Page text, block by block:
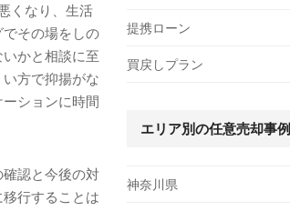
くなり、生活
その場をしの
かと相談に至
方で抑揚がな
ションに時間
認と今後の対
行することは
提携ローン
買戻しプラン
エリア別の任意売却事例
神奈川県